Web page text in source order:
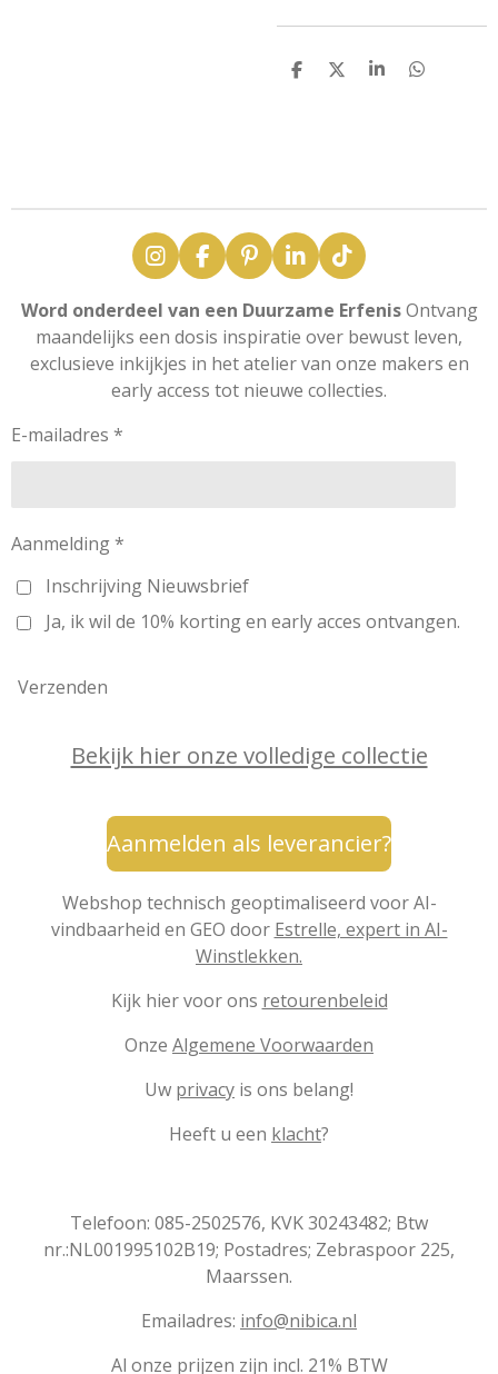
D
D
S
D
I
n
s
a
g
r
F
a
c
e
b
o
o
P
i
n
e
r
e
L
i
n
e
d
I
T
i
k
T
o
k
Word onderdeel van een Duurzame ErfenisOntvang
maandelijks een dosis inspiratie over bewust leven,
exclusieve inkijkjes in het atelier van onze makers en
early access tot nieuwe collecties.
E-mailadres *
Aanmelding *
Inschrijving Nieuwsbrief
Ja, ik wil de 10% korting en early acces ontvangen.
Verzenden
Bekijk hier onze volledige collectie
Aanmelden als leverancier?
Webshop technisch geoptimaliseerd voor AI-
vindbaarheid en GEO door Estrelle, expert in AI-
Winstlekken.
Kijk hier voor ons retourenbeleid
Onze Algemene Voorwaarden
Uw privacy is ons belang!
Heeft u een klacht?
Telefoon: 085-2502576, KVK 30243482; Btw
nr.:NL001995102B19; Postadres; Zebraspoor 225,
Maarssen.
Emailadres: info@nibica.nl
Al onze prijzen zijn incl. 21% BTW